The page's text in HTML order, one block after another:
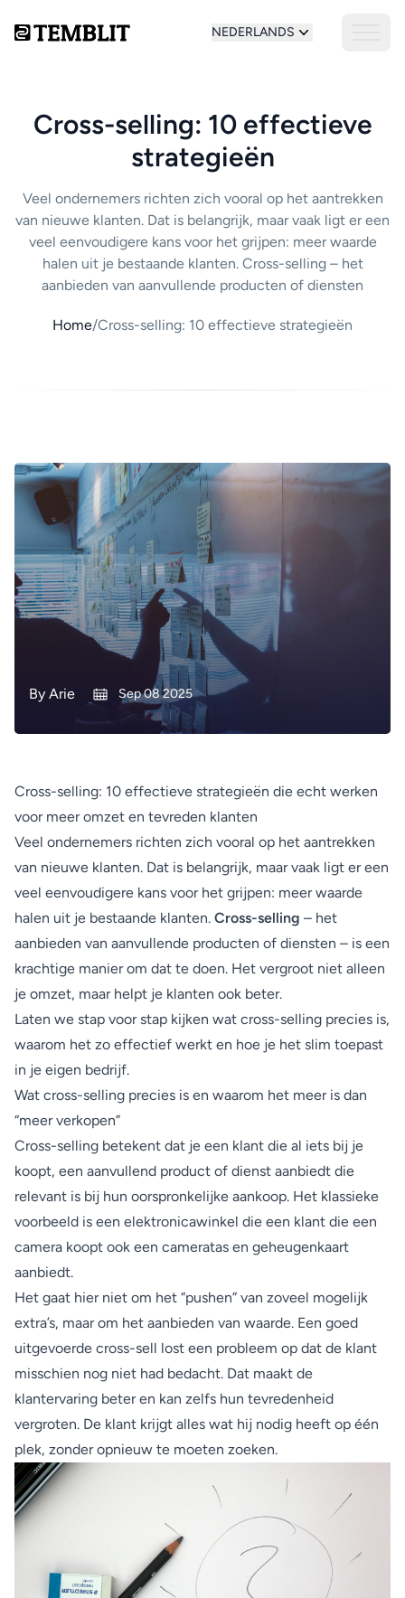
NEDERLANDS
Cross-selling: 10 effectieve
strategieën
Veel ondernemers richten zich vooral op het aantrekken
van nieuwe klanten. Dat is belangrijk, maar vaak ligt er een
veel eenvoudigere kans voor het grijpen: meer waarde
halen uit je bestaande klanten. Cross-selling – het
aanbieden van aanvullende producten of diensten
Home/Cross-selling: 10 effectieve strategieën
By Arie Sep 08 2025
Cross-selling: 10 effectieve strategieën die echt werken
voor meer omzet en tevreden klanten
Veel ondernemers richten zich vooral op het aantrekken
van nieuwe klanten. Dat is belangrijk, maar vaak ligt er een
veel eenvoudigere kans voor het grijpen: meer waarde
halen uit je bestaande klanten. Cross-selling – het
aanbieden van aanvullende producten of diensten – is een
krachtige manier om dat te doen. Het vergroot niet alleen
je omzet, maar helpt je klanten ook beter.
Laten we stap voor stap kijken wat cross-selling precies is,
waarom het zo effectief werkt en hoe je het slim toepast
in je eigen bedrijf.
Wat cross-selling precies is en waarom het meer is dan
“meer verkopen”
Cross-selling betekent dat je een klant die al iets bij je
koopt, een aanvullend product of dienst aanbiedt die
relevant is bij hun oorspronkelijke aankoop. Het klassieke
voorbeeld is een elektronicawinkel die een klant die een
camera koopt ook een cameratas en geheugenkaart
aanbiedt.
Het gaat hier niet om het “pushen” van zoveel mogelijk
extra’s, maar om het aanbieden van waarde. Een goed
uitgevoerde cross-sell lost een probleem op dat de klant
misschien nog niet had bedacht. Dat maakt de
klantervaring beter en kan zelfs hun tevredenheid
vergroten. De klant krijgt alles wat hij nodig heeft op één
plek, zonder opnieuw te moeten zoeken.